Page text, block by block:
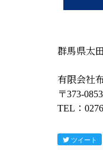
群馬県太
有限会社
〒373-
TEL：
ツイート